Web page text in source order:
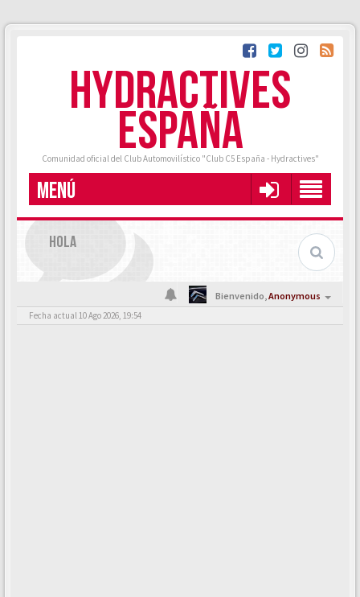
HYDRACTIVES
ESPAÑA
Comunidad oficial del Club Automovilístico "Club C5 España - Hydractives"
MENÚ
HOLA
Bienvenido,Anonymous
Fecha actual 10 Ago 2026, 19:54